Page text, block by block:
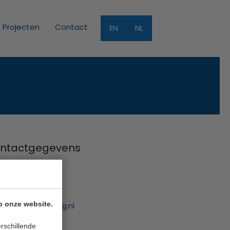
onze website.
EN NL
Projecten Contact
B.V.
NB Haarlem
info@innofunding.nl